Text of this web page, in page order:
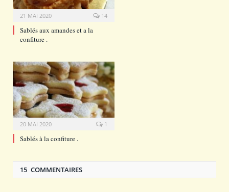
21 MAI 2020 14
Sablés aux amandes et a la
confiture .
20 MAI 2020 1
Sablés à la confiture .
15 COMMENTAIRES